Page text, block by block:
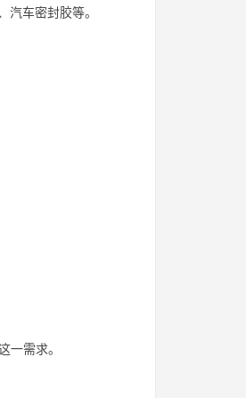
车密封胶等。
一需求。